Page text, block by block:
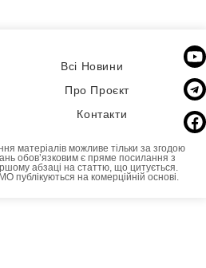
Всі Новини
Про Проєкт
Контакти
матеріалів можливе тільки за згодою
обовʼязковим є пряме посилання з
абзаці на статтю, що цитується.
публікуються на комерційній основі.